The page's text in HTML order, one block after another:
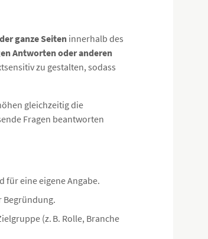
ganze Seiten innerhalb des
Antworten oder anderen
zu gestalten, sodass
gleichzeitig die
Fragen beantworten
für eine eigene Angabe.
Begründung.
(z. B. Rolle, Branche